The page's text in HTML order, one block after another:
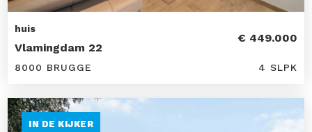
huis
Vlamingdam 22
€ 449.000
8000 BRUGGE 4 SLPK
IN DE KIJKER